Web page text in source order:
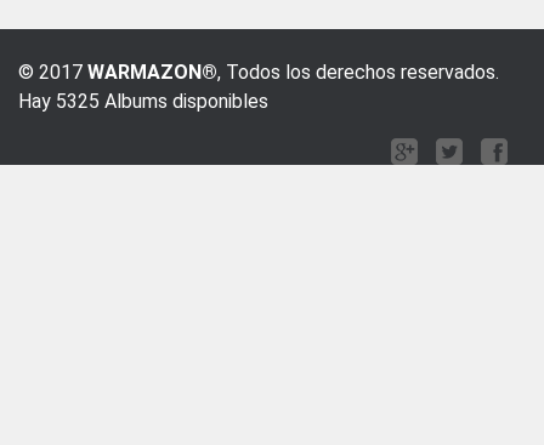
© 2017 WARMAZON®, Todos los derechos reservados.
Hay 5325 Albums disponibles